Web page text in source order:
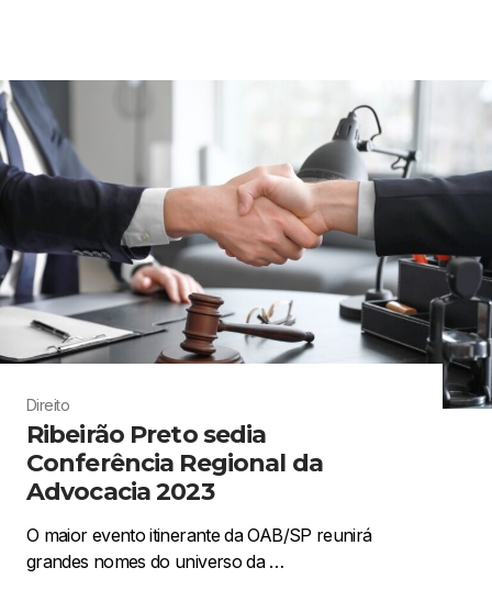
Direito
Ribeirão Preto sedia
Conferência Regional da
Advocacia 2023
O maior evento itinerante da OAB/SP reunirá
grandes nomes do universo da …